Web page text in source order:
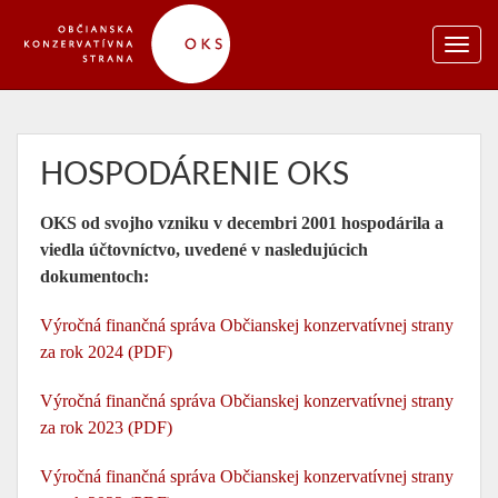
HOSPODÁRENIE OKS
OKS od svojho vzniku v decembri 2001 hospodárila a
viedla účtovníctvo, uvedené v nasledujúcich
dokumentoch:
Výročná finančná správa Občianskej konzervatívnej strany
za rok 2024 (PDF)
Výročná finančná správa Občianskej konzervatívnej strany
za rok 2023 (PDF)
Výročná finančná správa Občianskej konzervatívnej strany